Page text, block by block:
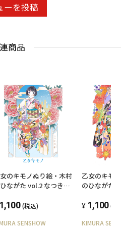
ーを投稿
商品
のキモノぬり絵・木村
ながた vol.2 なつきち
1,100 (税込)
SENSHOW
乙女のキモ
のひながた
1,100 (税
KIMURA